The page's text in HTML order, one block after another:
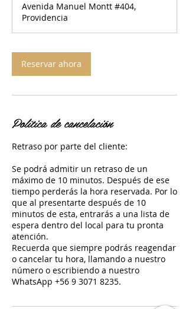
5
m
n
Avenida Manuel Montt #404,
Providencia
Reservar ahora
Política de cancelación
Retraso por parte del cliente:
Se podrá admitir un retraso de un
máximo de 10 minutos. Después de ese
tiempo perderás la hora reservada. Por lo
que al presentarte después de 10
minutos de esta, entrarás a una lista de
espera dentro del local para tu pronta
atención.
Recuerda que siempre podrás reagendar
o cancelar tu hora, llamando a nuestro
número o escribiendo a nuestro
WhatsApp +56 9 3071 8235.